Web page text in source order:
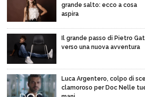
grande salto: ecco a cosa
aspira
Il grande passo di Pietro
verso una nuova avventura
Luca Argentero, colpo di
clamoroso per Doc Nelle